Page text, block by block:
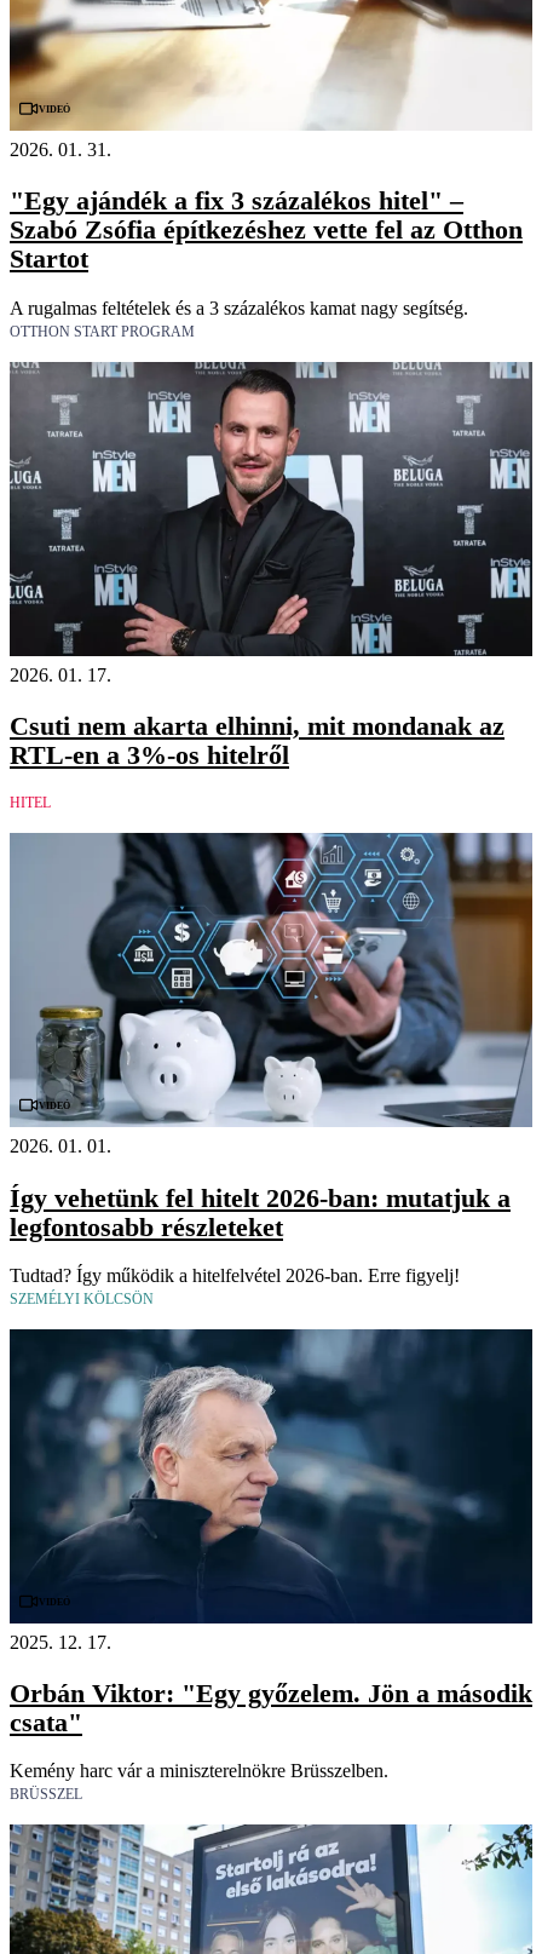
Videó
2026. 01. 31.
"Egy ajándék a fix 3 százalékos hitel" –
Szabó Zsófia építkezéshez vette fel az Otthon
Startot
A rugalmas feltételek és a 3 százalékos kamat nagy segítség.
OTTHON START PROGRAM
2026. 01. 17.
Csuti nem akarta elhinni, mit mondanak az
RTL-en a 3%-os hitelről
HITEL
Videó
2026. 01. 01.
Így vehetünk fel hitelt 2026-ban: mutatjuk a
legfontosabb részleteket
Tudtad? Így működik a hitelfelvétel 2026-ban. Erre figyelj!
SZEMÉLYI KÖLCSÖN
Videó
2025. 12. 17.
Orbán Viktor: "Egy győzelem. Jön a második
csata"
Kemény harc vár a miniszterelnökre Brüsszelben.
BRÜSSZEL